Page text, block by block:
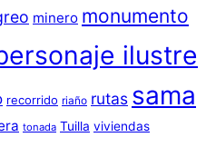
minero monumento
ilustre
recorrido riaño rutas sama
tonada Tuilla viviendas